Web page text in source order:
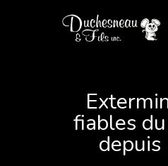
fiables